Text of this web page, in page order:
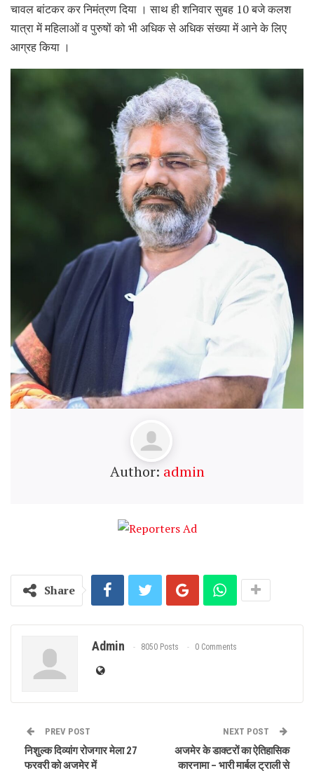
चावल बांटकर कर निमंत्रण दिया । साथ ही शनिवार सुबह 10 बजे कलश
यात्रा में महिलाओं व पुरुषों को भी अधिक से अधिक संख्या में आने के लिए
आग्रह किया ।
Author: admin
Share
Admin 8050 Posts 0 Comments
PREV POST
निशुल्क दिव्यांग रोजगार मेला 27
फरवरी को अजमेर में
NEXT POST
अजमेर के डाक्टरों का ऐतिहासिक
कारनामा – भारी मार्बल ट्राली से